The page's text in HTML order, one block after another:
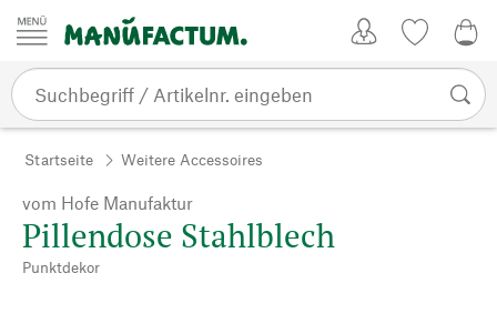
Zum Inhalt springen
Startseite Weitere Accessoires
vom Hofe Manufaktur
Pillendose Stahlblech
Punktdekor